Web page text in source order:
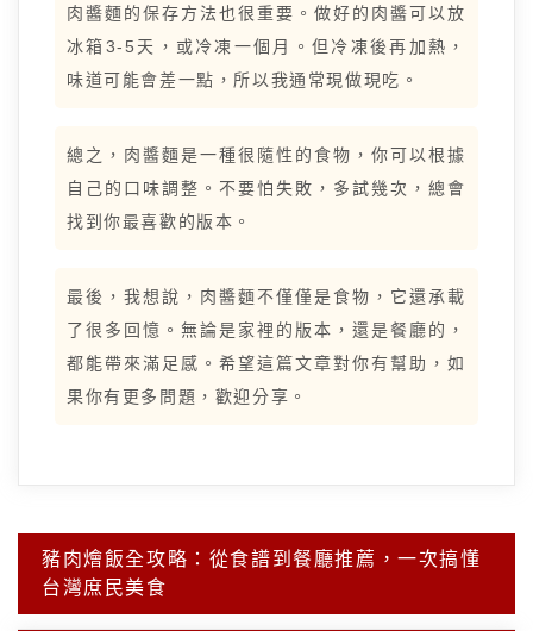
肉醬麵的保存方法也很重要。做好的肉醬可以放
冰箱3-5天，或冷凍一個月。但冷凍後再加熱，
味道可能會差一點，所以我通常現做現吃。
總之，肉醬麵是一種很隨性的食物，你可以根據
自己的口味調整。不要怕失敗，多試幾次，總會
找到你最喜歡的版本。
最後，我想說，肉醬麵不僅僅是食物，它還承載
了很多回憶。無論是家裡的版本，還是餐廳的，
都能帶來滿足感。希望這篇文章對你有幫助，如
果你有更多問題，歡迎分享。
文
章
導
覽
豬肉燴飯全攻略：從食譜到餐廳推薦，一次搞懂
台灣庶民美食